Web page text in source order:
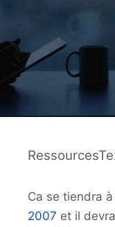
Ca se tiendra à
2007 et il